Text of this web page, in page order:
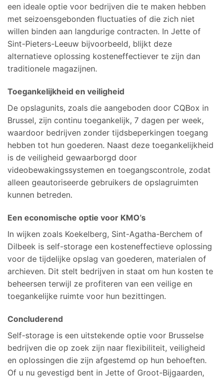
een ideale optie voor bedrijven die te maken hebben
met seizoensgebonden fluctuaties of die zich niet
willen binden aan langdurige contracten. In Jette of
Sint-Pieters-Leeuw bijvoorbeeld, blijkt deze
alternatieve oplossing kosteneffectiever te zijn dan
traditionele magazijnen.
Toegankelijkheid en veiligheid
De opslagunits, zoals die aangeboden door CQBox in
Brussel, zijn continu toegankelijk, 7 dagen per week,
waardoor bedrijven zonder tijdsbeperkingen toegang
hebben tot hun goederen. Naast deze toegankelijkheid
is de veiligheid gewaarborgd door
videobewakingssystemen en toegangscontrole, zodat
alleen geautoriseerde gebruikers de opslagruimten
kunnen betreden.
Een economische optie voor KMO’s
In wijken zoals Koekelberg, Sint-Agatha-Berchem of
Dilbeek is self-storage een kosteneffectieve oplossing
voor de tijdelijke opslag van goederen, materialen of
archieven. Dit stelt bedrijven in staat om hun kosten te
beheersen terwijl ze profiteren van een veilige en
toegankelijke ruimte voor hun bezittingen.
Concluderend
Self-storage is een uitstekende optie voor Brusselse
bedrijven die op zoek zijn naar flexibiliteit, veiligheid
en oplossingen die zijn afgestemd op hun behoeften.
Of u nu gevestigd bent in Jette of Groot-Bijgaarden,